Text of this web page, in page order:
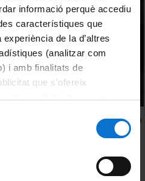
informació perquè accediu
característiques que
de la d’altres
(analitzar com
i amb finalitats de
que s’ofereix
del lloc web de la
Català de la Salut (ICS a